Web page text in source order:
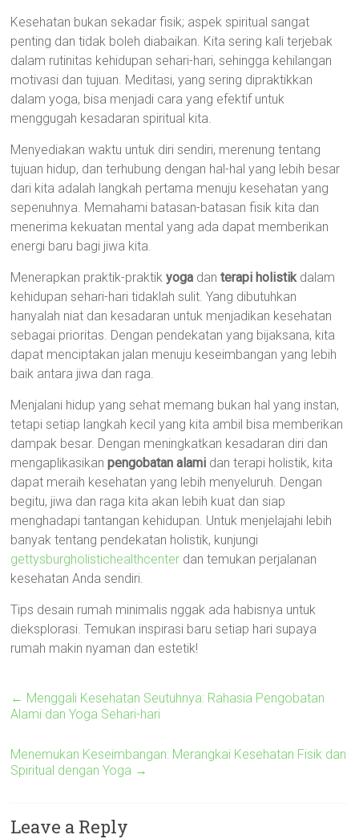
Kesehatan bukan sekadar fisik; aspek spiritual sangat
penting dan tidak boleh diabaikan. Kita sering kali terjebak
dalam rutinitas kehidupan sehari-hari, sehingga kehilangan
motivasi dan tujuan. Meditasi, yang sering dipraktikkan
dalam yoga, bisa menjadi cara yang efektif untuk
menggugah kesadaran spiritual kita.
Menyediakan waktu untuk diri sendiri, merenung tentang
tujuan hidup, dan terhubung dengan hal-hal yang lebih besar
dari kita adalah langkah pertama menuju kesehatan yang
sepenuhnya. Memahami batasan-batasan fisik kita dan
menerima kekuatan mental yang ada dapat memberikan
energi baru bagi jiwa kita.
Menerapkan praktik-praktikyoga danterapi holistikdalam
kehidupan sehari-hari tidaklah sulit. Yang dibutuhkan
hanyalah niat dan kesadaran untuk menjadikan kesehatan
sebagai prioritas. Dengan pendekatan yang bijaksana, kita
dapat menciptakan jalan menuju keseimbangan yang lebih
baik antara jiwa dan raga.
Menjalani hidup yang sehat memang bukan hal yang instan,
tetapi setiap langkah kecil yang kita ambil bisa memberikan
dampak besar. Dengan meningkatkan kesadaran diri dan
mengaplikasikanpengobatan alami dan terapi holistik, kita
dapat meraih kesehatan yang lebih menyeluruh. Dengan
begitu, jiwa dan raga kita akan lebih kuat dan siap
menghadapi tantangan kehidupan. Untuk menjelajahi lebih
banyak tentang pendekatan holistik, kunjungi
gettysburgholistichealthcenter dan temukan perjalanan
kesehatan Anda sendiri.
Tips desain rumah minimalis nggak ada habisnya untuk
dieksplorasi. Temukan inspirasi baru setiap hari supaya
rumah makin nyaman dan estetik!
← Menggali Kesehatan Seutuhnya: Rahasia Pengobatan
Alami dan Yoga Sehari-hari
Menemukan Keseimbangan: Merangkai Kesehatan Fisik dan
Spiritual dengan Yoga →
Leave a Reply